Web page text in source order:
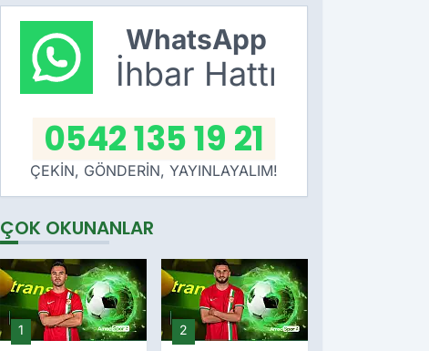
WhatsApp
İhbar Hattı
0542 135 19 21
ÇEKİN, GÖNDERİN, YAYINLAYALIM!
ÇOK OKUNANLAR
1 2